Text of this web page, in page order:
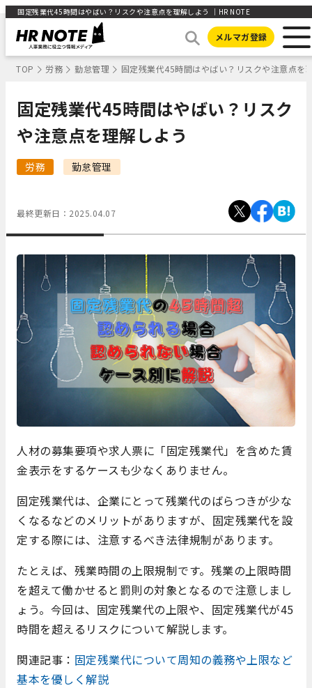
固定残業代45時間はやばい？リスクや注意点を理解しよう ｜HR NOTE
メルマガ登録
TOP 労務 勤怠管理 固定残業代45時間はやばい？リスクや注意点を
固定残業代45時間はやばい？リスク
や注意点を理解しよう
労務 勤怠管理
最終更新日： 2025.04.07
人材の募集要項や求人票に「固定残業代」を含めた賃
金表示をするケースも少なくありません。
固定残業代は、企業にとって残業代のばらつきが少な
くなるなどのメリットがありますが、固定残業代を設
定する際には、注意するべき法律規制があります。
たとえば、残業時間の上限規制です。残業の上限時間
を超えて働かせると罰則の対象となるので注意しまし
ょう。今回は、固定残業代の上限や、固定残業代が45
時間を超えるリスクについて解説します。
関連記事： 固定残業代について周知の義務や上限など
基本を優しく解説